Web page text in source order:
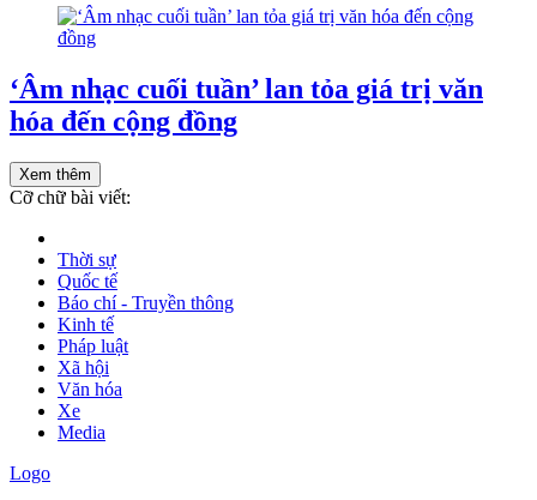
‘Âm nhạc cuối tuần’ lan tỏa giá trị văn
hóa đến cộng đồng
Xem thêm
Cỡ chữ bài viết:
Thời sự
Quốc tế
Báo chí - Truyền thông
Kinh tế
Pháp luật
Xã hội
Văn hóa
Xe
Media
Logo